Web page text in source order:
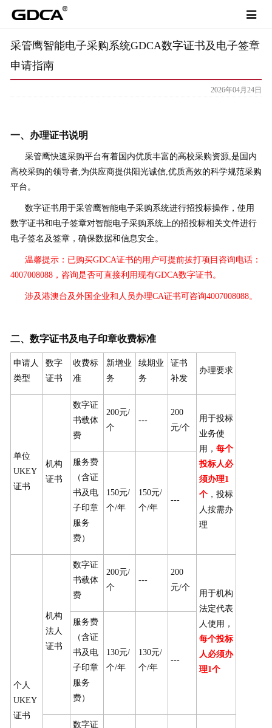
Toggle
采管鹰智能电子采购系统GDCA数字证书及电子签章
申请指南
2026年04月24日
一、办理证书说明
采管鹰快速采购平台有着国内优质丰富的高校采购资源,是国内
高校采购的领导者,为供应商提供阳光诚信,优质高效的科学规范采购
平台。
数字证书用于采管鹰智能电子采购系统进行招投标操作，使用
数字证书和电子签章对智能电子采购系统上的招投标相关文件进行
电子签名及签章，确保数据和信息安全。
温馨提示：已购买GDCA证书的用户可提前拔打项目咨询电话：
4007008088，咨询是否可直接利用现有GDCA数字证书。
涉及港澳台及外国企业和人员办理CA证书可咨询4007008088。
二、数字证书及电子印章收费标准
申请人
类型
数字
证书
收费标
准
新增业
务
续期业
务
证书
补发
办理要求
单位
UKEY
证书
机构
证书
数字证
书载体
费
200元/
个
---
200
元/个
用于投标
业务使
用， 每个
投标人必
须办理1
个 ，投标
人按需办
理
服务费
（含证
书及电
子印章
服务
费）
150元/
个/年
150元/
个/年
---
个人
UKEY
证书
机构
法人
证书
数字证
书载体
费
200元/
个
---
200
元/个
用于机构
法定代表
人使用，
每个投标
人必须办
理1个
服务费
（含证
书及电
子印章
服务
费）
130元/
个/年
130元/
个/年
---
数字证